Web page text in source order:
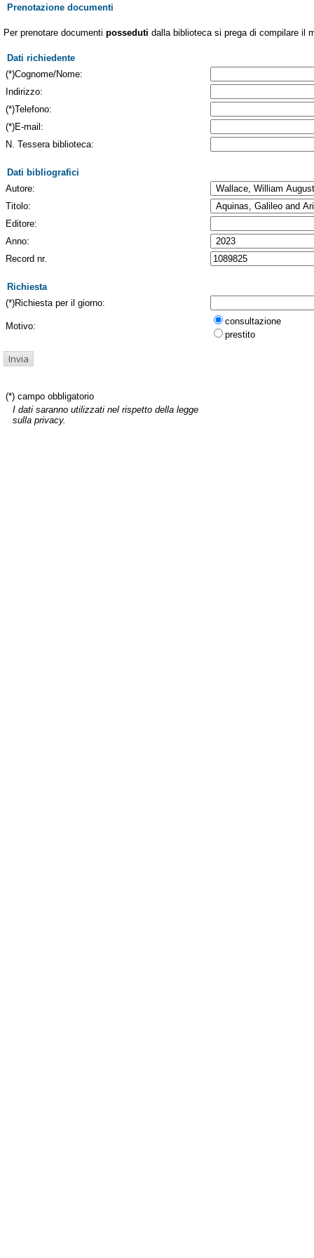
Prenotazione documenti
Per prenotare documenti posseduti dalla biblioteca si prega di compilare il
Dati richiedente
(*)Cognome/Nome:
Indirizzo:
(*)Telefono:
(*)E-mail:
N. Tessera biblioteca:
Dati bibliografici
Autore:
Titolo:
Editore:
Anno:
Record nr.
Richiesta
(*)Richiesta per il giorno:
Motivo:
consultazione
prestito
(*) campo obbligatorio
I dati saranno utilizzati nel rispetto della legge
sulla privacy.